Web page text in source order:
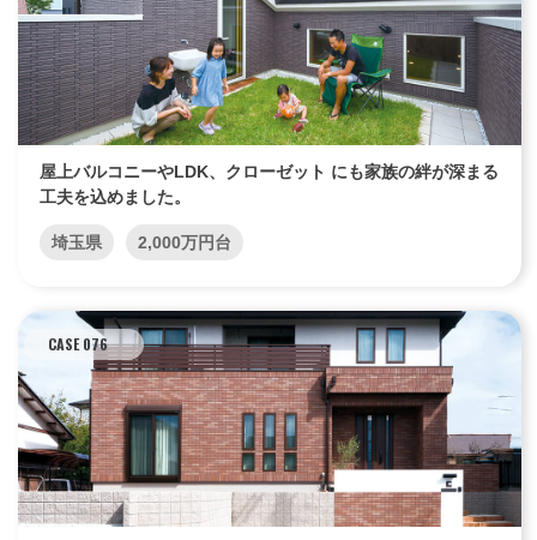
屋上バルコニーやLDK、クローゼット にも家族の絆が深まる
工夫を込めました。
埼玉県 2,000万円台
CASE 076